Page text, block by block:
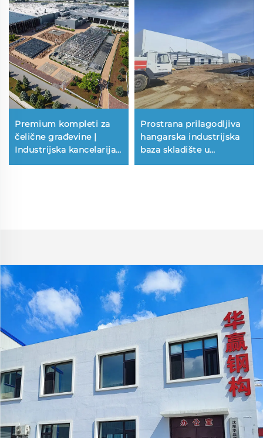
Premium kompleti za
čelične građevine |
Industrijska kancelarija i
skladišta | Troškovi
Prostrana prilagodljiva
hangarska industrijska
baza skladište u
Francuskoj čelične